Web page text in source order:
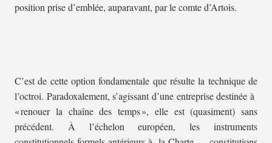
position prise d’emblée, auparavant, par le comte d’Artois.
C’est de cette option fondamentale que résulte la technique de
l’octroi. Paradoxalement, s’agissant d’une entreprise destinée à
« renouer la chaîne des temps », elle est (quasiment) sans
précédent. À l’échelon européen, les instruments